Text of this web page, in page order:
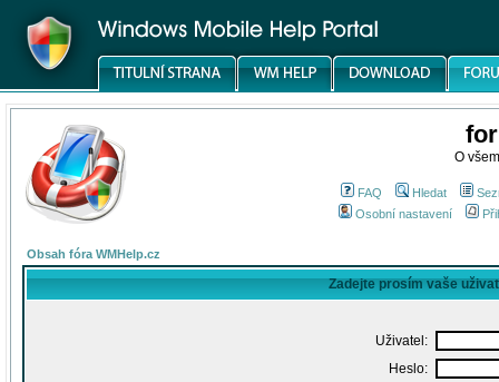
O
FAQ Hledat
Osobní nastavení
Obsah fóra WMHelp.cz
Zadejte prosím vaše
Uživatel:
Heslo: